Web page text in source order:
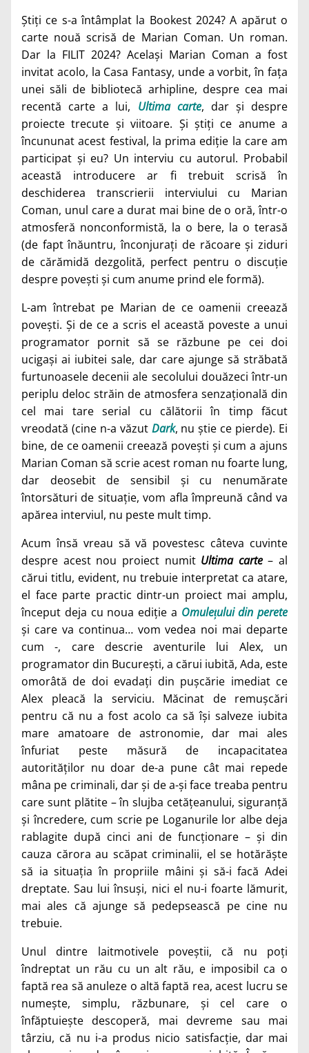
Știți ce s-a întâmplat la Bookest 2024? A apărut o
carte nouă scrisă de Marian Coman. Un roman.
Dar la FILIT 2024? Același Marian Coman a fost
invitat acolo, la Casa Fantasy, unde a vorbit, în fața
unei săli de bibliotecă arhipline, despre cea mai
recentă carte a lui, Ultima carte, dar și despre
proiecte trecute și viitoare. Și știți ce anume a
încununat acest festival, la prima ediție la care am
participat și eu? Un interviu cu autorul. Probabil
această introducere ar fi trebuit scrisă în
deschiderea transcrierii interviului cu Marian
Coman, unul care a durat mai bine de o oră, într-o
atmosferă nonconformistă, la o bere, la o terasă
(de fapt înăuntru, înconjurați de răcoare și ziduri
de cărămidă dezgolită, perfect pentru o discuție
despre povești și cum anume prind ele formă).
L-am întrebat pe Marian de ce oamenii creează
povești. Și de ce a scris el această poveste a unui
programator pornit să se răzbune pe cei doi
ucigași ai iubitei sale, dar care ajunge să străbată
furtunoasele decenii ale secolului douăzeci într-un
periplu deloc străin de atmosfera senzațională din
cel mai tare serial cu călătorii în timp făcut
vreodată (cine n-a văzut Dark, nu știe ce pierde). Ei
bine, de ce oamenii creează povești și cum a ajuns
Marian Coman să scrie acest roman nu foarte lung,
dar deosebit de sensibil și cu nenumărate
întorsături de situație, vom afla împreună când va
apărea interviul, nu peste mult timp.
Acum însă vreau să vă povestesc câteva cuvinte
despre acest nou proiect numit Ultima carte– al
cărui titlu, evident, nu trebuie interpretat ca atare,
el face parte practic dintr-un proiect mai amplu,
început deja cu noua ediție a Omulețului din perete
și care va continua… vom vedea noi mai departe
cum -, care descrie aventurile lui Alex, un
programator din București, a cărui iubită, Ada, este
omorâtă de doi evadați din pușcărie imediat ce
Alex pleacă la serviciu. Măcinat de remușcări
pentru că nu a fost acolo ca să își salveze iubita
mare amatoare de astronomie, dar mai ales
înfuriat peste măsură de incapacitatea
autorităților nu doar de-a pune cât mai repede
mâna pe criminali, dar și de a-și face treaba pentru
care sunt plătite – în slujba cetățeanului, siguranță
și încredere, cum scrie pe Loganurile lor albe deja
rablagite după cinci ani de funcționare – și din
cauza cărora au scăpat criminalii, el se hotărăște
să ia situația în propriile mâini și să-i facă Adei
dreptate. Sau lui însuși, nici el nu-i foarte lămurit,
mai ales că ajunge să pedepsească pe cine nu
trebuie.
Unul dintre laitmotivele poveștii, că nu poți
îndreptat un rău cu un alt rău, e imposibil ca o
faptă rea să anuleze o altă faptă rea, acest lucru se
numește, simplu, răzbunare, și cel care o
înfăptuiește descoperă, mai devreme sau mai
târziu, că nu i-a produs nicio satisfacție, dar mai